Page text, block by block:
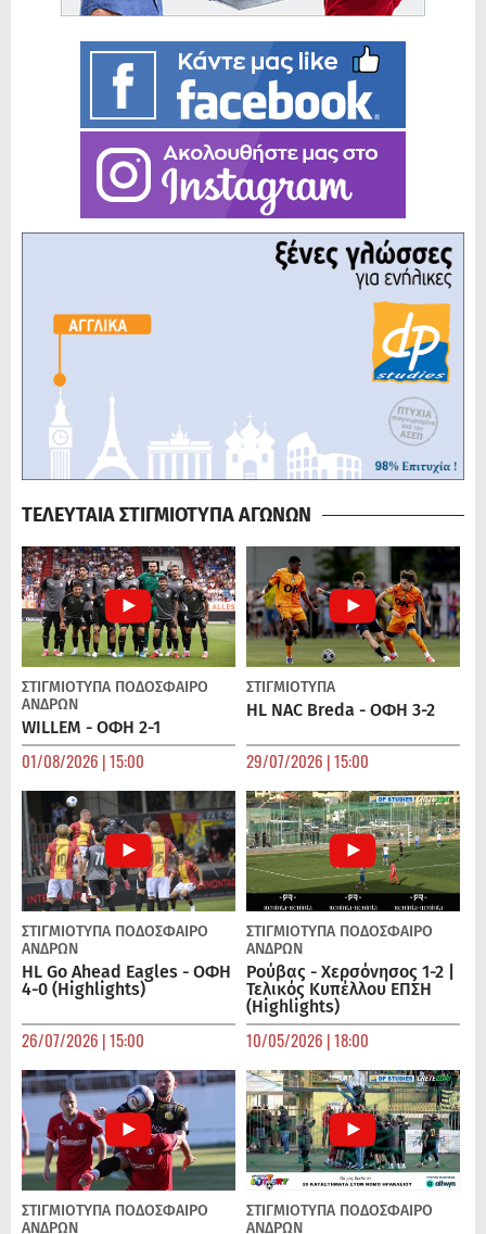
ΤΕΛΕΥΤΑΙΑ ΣΤΙΓΜΙΟΤΥΠΑ ΑΓΩΝΩΝ
ΣΤΙΓΜΙΟΤΥΠΑ ΠΟΔΌΣΦΑΙΡΟ
ΑΝΔΡΏΝ
WILLEM - ΟΦΗ 2-1
01/08/2026 | 15:00
ΣΤΙΓΜΙΟΤΥΠΑ
HL NAC Breda - ΟΦΗ 3-2
29/07/2026 | 15:00
ΣΤΙΓΜΙΟΤΥΠΑ ΠΟΔΌΣΦΑΙΡΟ
ΑΝΔΡΏΝ
HL Go Ahead Eagles - ΟΦΗ
4-0 (Highlights)
26/07/2026 | 15:00
ΣΤΙΓΜΙΟΤΥΠΑ ΠΟΔΌΣΦΑΙΡΟ
ΑΝΔΡΏΝ
Ρούβας - Χερσόνησος 1-2 |
Τελικός Κυπέλλου ΕΠΣΗ
(Highlights)
10/05/2026 | 18:00
ΣΤΙΓΜΙΟΤΥΠΑ ΠΟΔΌΣΦΑΙΡΟ
ΑΝΔΡΏΝ
ΣΤΙΓΜΙΟΤΥΠΑ ΠΟΔΌΣΦΑΙΡΟ
ΑΝΔΡΏΝ